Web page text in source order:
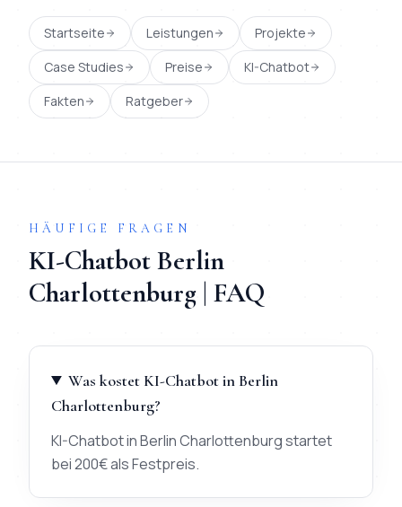
Startseite Leistungen
Projekte
Case Studies
Preise
KI-Chatbot
Fakten
Ratgeber
HÄUFIGE FRAGEN
KI-ChatbotBerlin
Charlottenburg | FAQ
Was kostet KI-Chatbot in Berlin
Charlottenburg?
KI-Chatbot in Berlin Charlottenburg startet
bei 200€ als Festpreis.